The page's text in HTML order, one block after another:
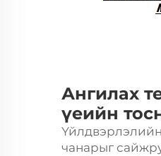
Ангилах
үеийн
чанарыг